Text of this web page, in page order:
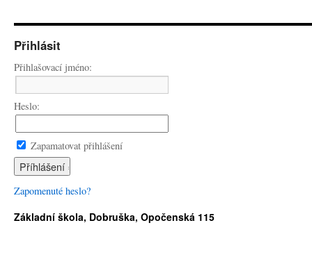
Přihlásit
Přihlašovací jméno:
Heslo:
Zapamatovat přihlášení
Zapomenuté heslo?
Základní škola, Dobruška, Opočenská 115